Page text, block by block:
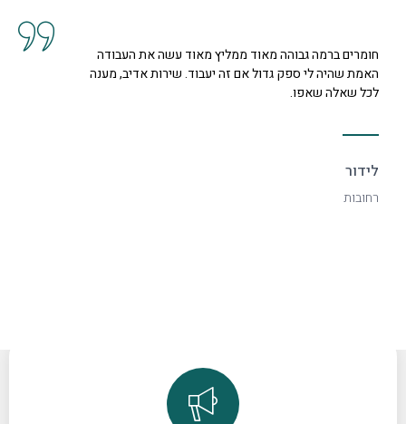
מאוד ממליץ מאוד עשה את העבודה
גדול אם זה יעבוד. שירות אדיב, מענה
החומרים שהם